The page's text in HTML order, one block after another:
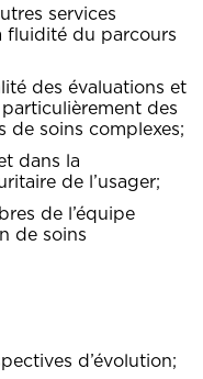
services
fluidité du parcours
des évaluations et
des
de soins complexes;
dans la
de l’usager;
de l’équipe
de soins
d’évolution;